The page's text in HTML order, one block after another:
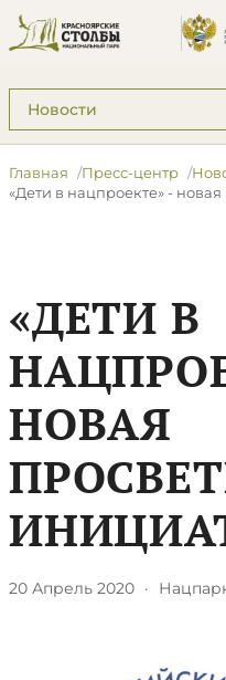
Подразделы: Пресс-центр
Главная Пресс-центр
«Дети в нацпроекте» -
«ДЕТИ В
НОВАЯ
20 Апрель 2020 ·